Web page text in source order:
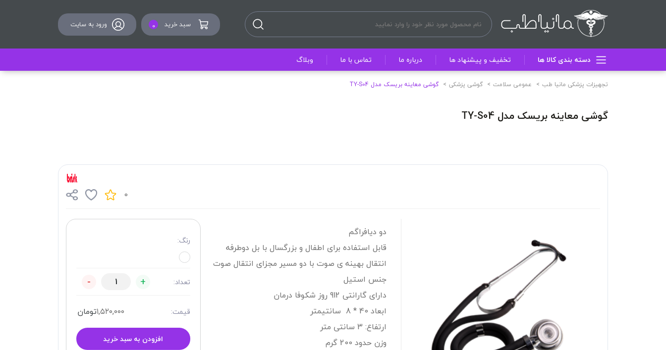
سبد خرید 0 ورود به سایت
دسته بندی کالا ها تخفیف و پیشنهاد ها درباره ما تماس با ما وبلاگ
تجهیزات پزشکی مانیا طب عمومی سلامت گوشی پزشکی گوشی معاینه بریسک مدل TY-S04
گوشی معاینه بریسک مدل TY-S04
0
دو دیافراگم
قابل استفاده برای اطفال و بزرگسال با بل دوطرفه
انتقال بهینه ی صوت با دو مسیر مجزای انتقال صوت
جنس استیل
دارای گارانتی 912 روز شکوفا درمان
ابعاد 40 * 8 سانتیمتر
ارتفاع: 3 سانتی متر
وزن حدود 200 گرم
رنگ:
تعداد: +
-
قیمت: ۱,۵۲۰,۰۰۰تومان
افزودن به سبد خرید